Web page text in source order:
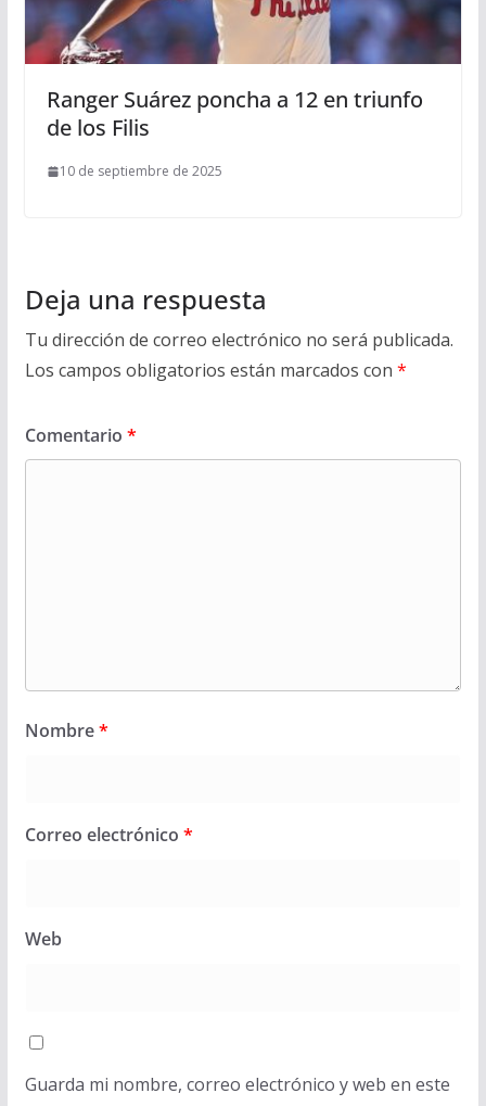
Ranger Suárez poncha a 12 en triunfo
de los Filis
10 de septiembre de 2025
Deja una respuesta
Tu dirección de correo electrónico no será publicada.
Los campos obligatorios están marcados con *
Comentario *
Nombre*
Correo electrónico *
Web
Guarda mi nombre, correo electrónico y web en este